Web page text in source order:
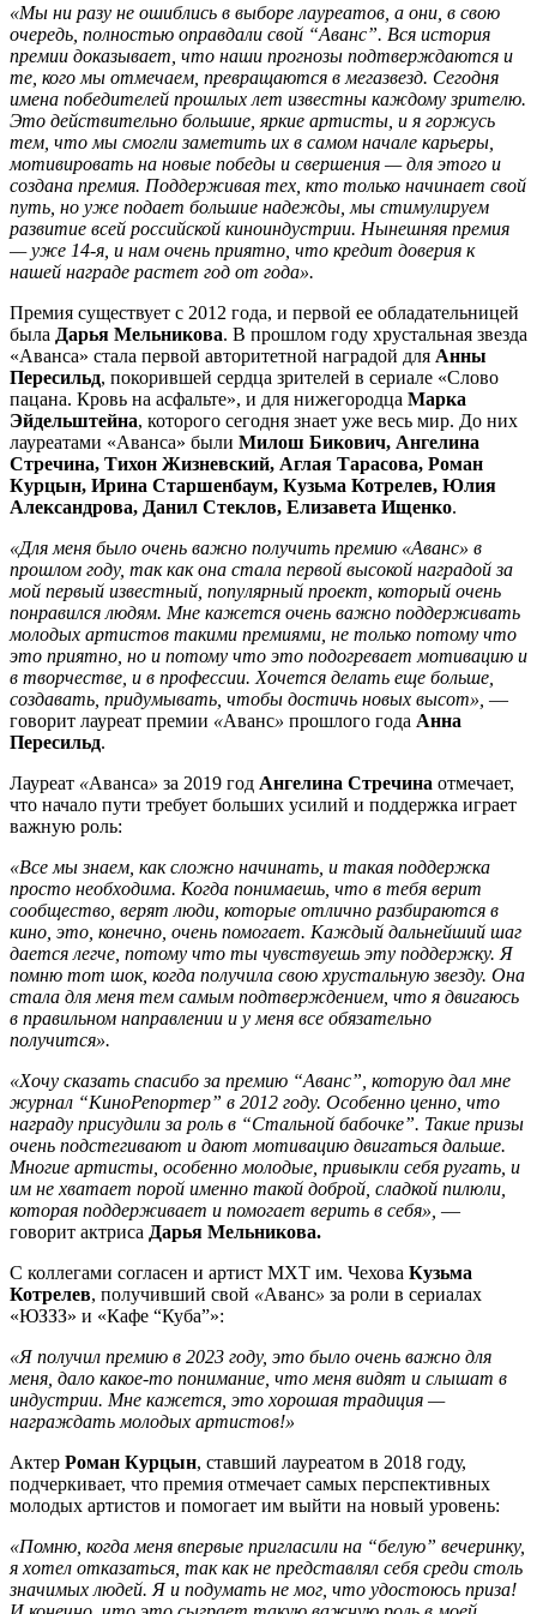
«Мы ни разу не ошиблись в выборе лауреатов, а они, в свою
очередь, полностью оправдали свой “Аванс”. Вся история
премии доказывает, что наши прогнозы подтверждаются и
те, кого мы отмечаем, превращаются в мегазвезд. Сегодня
имена победителей прошлых лет известны каждому зрителю.
Это действительно большие, яркие артисты, и я горжусь
тем, что мы смогли заметить их в самом начале карьеры,
мотивировать на новые победы и свершения — для этого и
создана премия. Поддерживая тех, кто только начинает свой
путь, но уже подает большие надежды, мы стимулируем
развитие всей российской киноиндустрии. Нынешняя премия
— уже 14-я, и нам очень приятно, что кредит доверия к
нашей награде растет год от года».
Премия существует с 2012 года, и первой ее обладательницей
была Дарья Мельникова. В прошлом году хрустальная звезда
«Аванса» стала первой авторитетной наградой для Анны
Пересильд, покорившей сердца зрителей в сериале «Слово
пацана. Кровь на асфальте», и для нижегородца Марка
Эйдельштейна, которого сегодня знает уже весь мир. До них
лауреатами «Аванса» были Милош Бикович, Ангелина
Стречина, Тихон Жизневский, Аглая Тарасова, Роман
Курцын, Ирина Старшенбаум, Кузьма Котрелев, Юлия
Александрова, Данил Стеклов, Елизавета Ищенко.
«Для меня было очень важно получить премию «Аванс» в
прошлом году, так как она стала первой высокой наградой за
мой первый известный, популярный проект, который очень
понравился людям. Мне кажется очень важно поддерживать
молодых артистов такими премиями, не только потому что
это приятно, но и потому что это подогревает мотивацию и
в творчестве, и в профессии. Хочется делать еще больше,
создавать, придумывать, чтобы достичь новых высот», —
говорит лауреат премии «Аванс» прошлого года Анна
Пересильд.
Лауреат «Аванса» за 2019 год Ангелина Стречина отмечает,
что начало пути требует больших усилий и поддержка играет
важную роль:
«Все мы знаем, как сложно начинать, и такая поддержка
просто необходима. Когда понимаешь, что в тебя верит
сообщество, верят люди, которые отлично разбираются в
кино, это, конечно, очень помогает. Каждый дальнейший шаг
дается легче, потому что ты чувствуешь эту поддержку. Я
помню тот шок, когда получила свою хрустальную звезду. Она
стала для меня тем самым подтверждением, что я двигаюсь
в правильном направлении и у меня все обязательно
получится».
«Хочу сказать спасибо за премию “Аванс”, которую дал мне
журнал “КиноРепортер” в 2012 году. Особенно ценно, что
награду присудили за роль в “Стальной бабочке”. Такие призы
очень подстегивают и дают мотивацию двигаться дальше.
Многие артисты, особенно молодые, привыкли себя ругать, и
им не хватает порой именно такой доброй, сладкой пилюли,
которая поддерживает и помогает верить в себя», —
говорит актриса Дарья Мельникова.
С коллегами согласен и артист МХТ им. Чехова Кузьма
Котрелев, получивший свой «Аванс» за роли в сериалах
«ЮЗЗЗ» и «Кафе “Куба”»:
«Я получил премию в 2023 году, это было очень важно для
меня, дало какое-то понимание, что меня видят и слышат в
индустрии. Мне кажется, это хорошая традиция —
награждать молодых артистов!»
Актер Роман Курцын, ставший лауреатом в 2018 году,
подчеркивает, что премия отмечает самых перспективных
молодых артистов и помогает им выйти на новый уровень:
«Помню, когда меня впервые пригласили на “белую” вечеринку,
я хотел отказаться, так как не представлял себя среди столь
значимых людей. Я и подумать не мог, что удостоюсь приза!